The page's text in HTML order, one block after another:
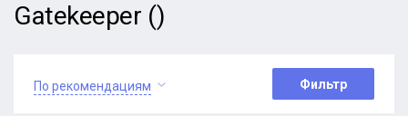
Gatekeeper ()
По рекомендациям Фильтр